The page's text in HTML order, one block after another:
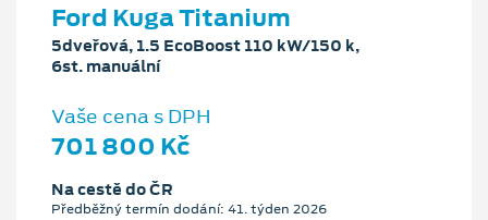
Ford Kuga Titanium
5dveřová, 1.5 EcoBoost 110 kW/150 k,
6st. manuální
Vaše cena s DPH
701 800 Kč
Na cestě do ČR
Předběžný termín dodání: 41. týden 2026